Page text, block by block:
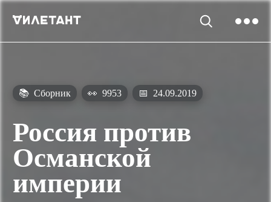
📚 Сборник 👀 9953 📅 24.09.2019
Россия против
Османской
империи